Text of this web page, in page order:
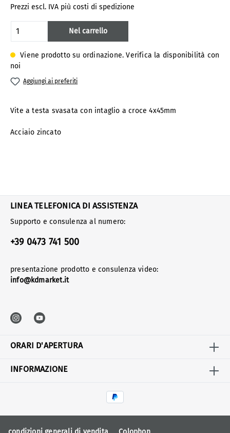
Prezzi escl. IVA più costi di spedizione
Viene prodotto su ordinazione. Verifica la disponibilità con
noi
Quantità del prodotto: inserisci la
Nel carrello
Aggiungi ai preferiti
Vite a testa svasata con intaglio a croce 4x45mm
Acciaio zincato
LINEA TELEFONICA DI ASSISTENZA
Supporto e consulenza al numero:
+39 0473 741 500
presentazione prodotto e consulenza video:
info@kdmarket.it
ORARI D'APERTURA
INFORMAZIONE